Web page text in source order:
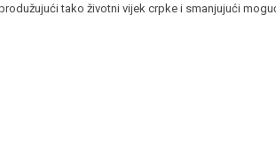
tako životni vijek crpke i smanjujući